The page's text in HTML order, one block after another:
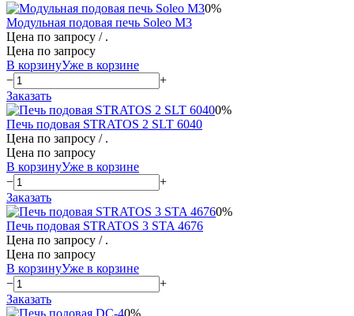
0%
Модульная подовая печь Soleo M3
Цена по запросу / .
Цена по запросу
В корзинуУже в корзине
−
+
Заказать
0%
Печь подовая STRATOS 2 SLT 6040
Цена по запросу / .
Цена по запросу
В корзинуУже в корзине
−
+
Заказать
0%
Печь подовая STRATOS 3 STA 4676
Цена по запросу / .
Цена по запросу
В корзинуУже в корзине
−
+
Заказать
0%